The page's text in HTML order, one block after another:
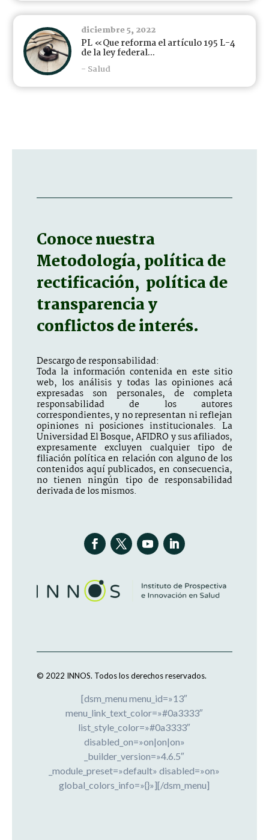
diciembre 5, 2022
PL «Que reforma el artículo 195 L-4
de la ley federal...
- Salud
Conoce nuestra
Metodología, política de
rectificación, política de
transparencia y
conflictos de interés.
Descargo de responsabilidad:
Toda la información contenida en este sitio
web, los análisis y todas las opiniones acá
expresadas son personales, de completa
responsabilidad de los autores
correspondientes, y no representan ni reflejan
opiniones ni posiciones institucionales. La
Universidad El Bosque, AFIDRO y sus afiliados,
expresamente excluyen cualquier tipo de
filiación política en relación con alguno de los
contenidos aquí publicados, en consecuencia,
no tienen ningún tipo de responsabilidad
derivada de los mismos.
© 2022 INNOS. Todos los derechos reservados.
[dsm_menu menu_id=»13″
menu_link_text_color=»#0a3333″
list_style_color=»#0a3333″
disabled_on=»on|on|on»
_builder_version=»4.6.5″
_module_preset=»default» disabled=»on»
global_colors_info=»{}»][/dsm_menu]